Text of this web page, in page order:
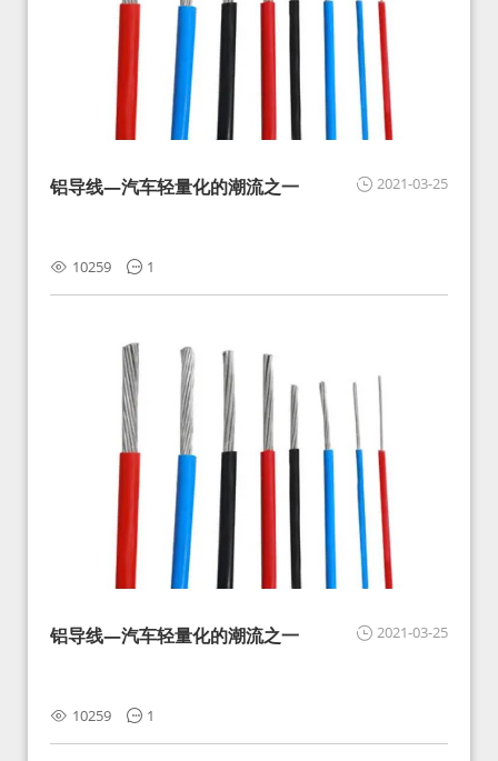
2021-03-25
铝导线—汽车轻量化的潮流之一
10259 1
2021-03-25
铝导线—汽车轻量化的潮流之一
10259 1